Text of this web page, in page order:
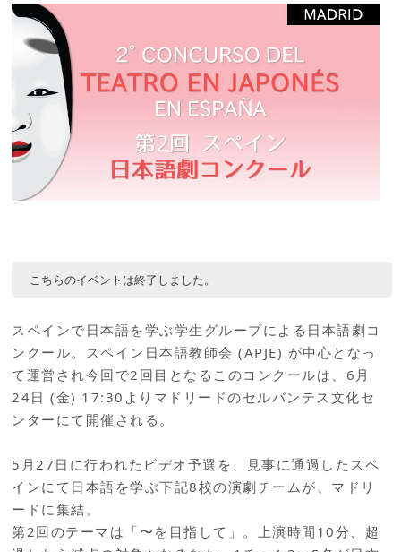
こちらのイベントは終了しました。
スペインで日本語を学ぶ学生グループによる日本語劇コ
ンクール。スペイン日本語教師会 (APJE) が中心となっ
て運営され今回で2回目となるこのコンクールは、6月
24日 (金) 17:30よりマドリードのセルバンテス文化セ
ンターにて開催される。
5月27日に行われたビデオ予選を、見事に通過したスペ
インにて日本語を学ぶ下記8校の演劇チームが、マドリ
ードに集結。
第2回のテーマは「〜を目指して」。上演時間10分、超